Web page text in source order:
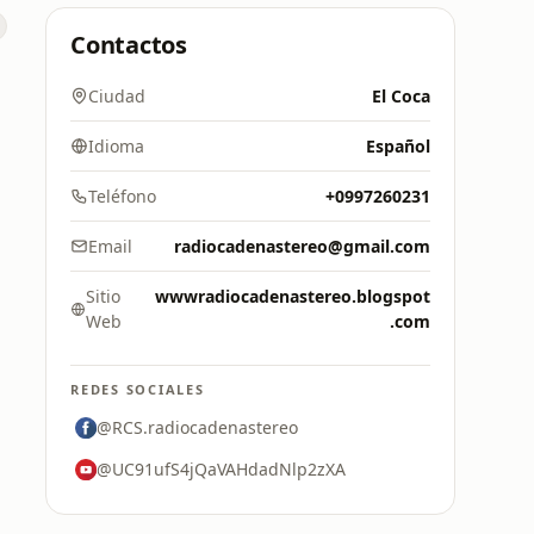
Contactos
Ciudad El Coca
Idioma Español
Teléfono +0997260231
Email radiocadenastereo@gmail.com
Sitio
Web
wwwradiocadenastereo.blogspot
.com
REDES SOCIALES
@RCS.radiocadenastereo
@UC91ufS4jQaVAHdadNlp2zXA